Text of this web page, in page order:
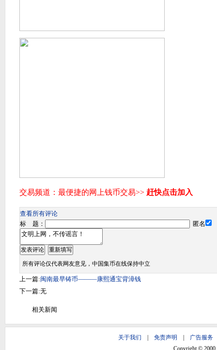
查看所有评论
标 题：
匿名
所有评论仅代表网友意见，中国集币在线保持中立
上一篇:闽南最早铸币———康熙通宝背漳钱
下一篇:无
相关新闻
关于我们 免责声明 广告服务
Copyright © 2000